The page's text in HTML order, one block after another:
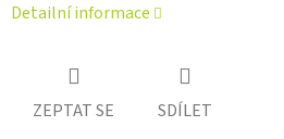
Detailní informace
ZEPTAT SE SDÍLET